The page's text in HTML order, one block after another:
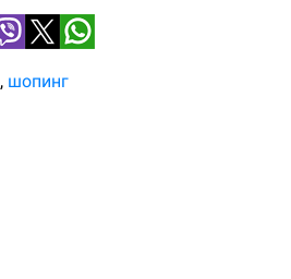
шопинг